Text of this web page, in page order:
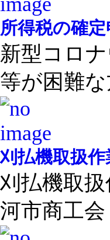
所得税の確
新型コロ
等が困難な
刈払機取扱
刈払機取
河市商工